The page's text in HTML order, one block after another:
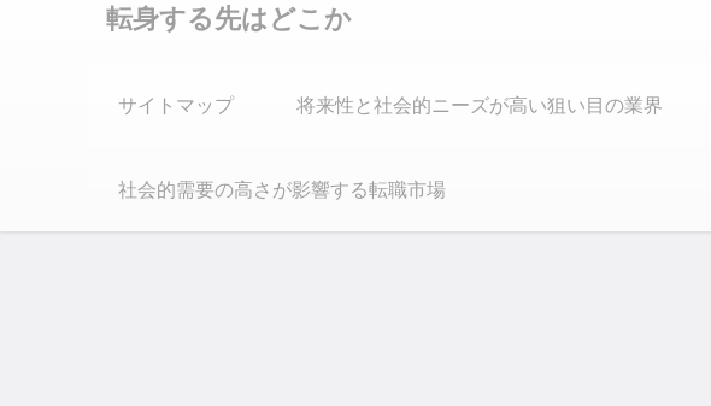
転身する先はどこか
サイトマップ 将来性と社会的ニーズが高い狙い目の業界
社会的需要の高さが影響する転職市場